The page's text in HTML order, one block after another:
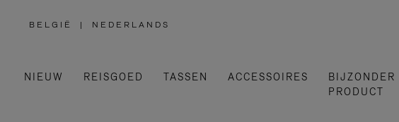
BELGIË
,
| NEDERLANDS
NIEUW REISGOED TASSEN ACCESSOIRES
BIJZONDER
PRODUCT